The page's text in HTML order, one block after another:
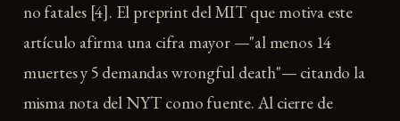
no fatales [4]. El preprint del MIT que motiva este
artículo afirma una cifra mayor —"al menos 14
muertes y 5 demandas wrongful death"— citando la
misma nota del NYT como fuente. Al cierre de